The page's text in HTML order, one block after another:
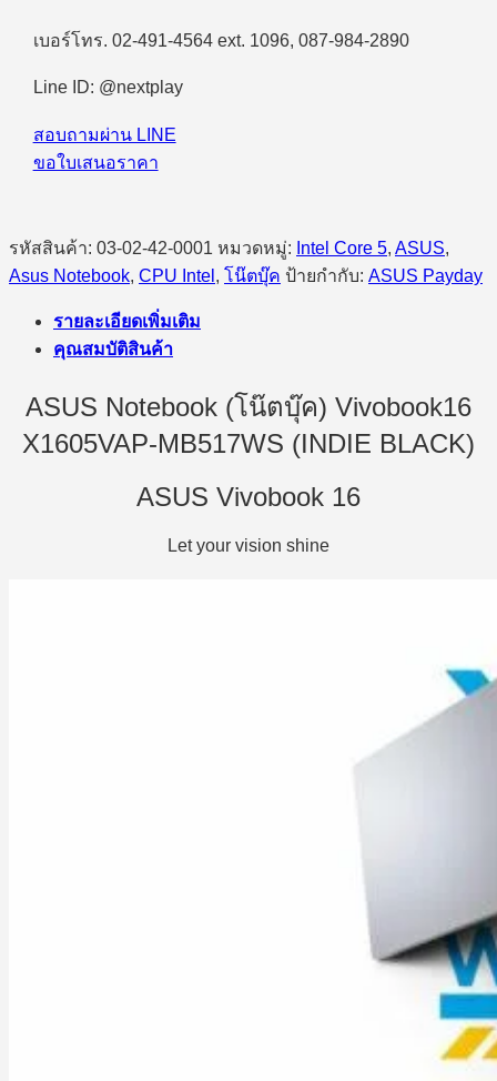
เบอร์โทร. 02-491-4564 ext. 1096, 087-984-2890
Line ID: @nextplay
สอบถามผ่าน LINE
ขอใบเสนอราคา
รหัสสินค้า: 03-02-42-0001 หมวดหมู่: Intel Core 5, ASUS,
Asus Notebook, CPU Intel , โน๊ตบุ๊ค ป้ายกำกับ: ASUS Payday
รายละเอียดเพิ่มเติม
คุณสมบัติสินค้า
ASUS Notebook (โน๊ตบุ๊ค) Vivobook16
X1605VAP-MB517WS (INDIE BLACK)
ASUS Vivobook 16
Let your vision shine